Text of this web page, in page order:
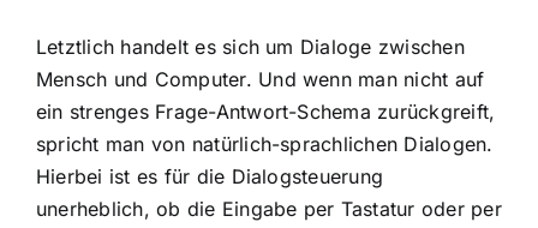
Letztlich handelt es sich um Dialoge zwischen
Mensch und Computer. Und wenn man nicht auf
ein strenges Frage-Antwort-Schema zurückgreift,
spricht man von natürlich-sprachlichen Dialogen.
Hierbei ist es für die Dialogsteuerung
unerheblich, ob die Eingabe per Tastatur oder per